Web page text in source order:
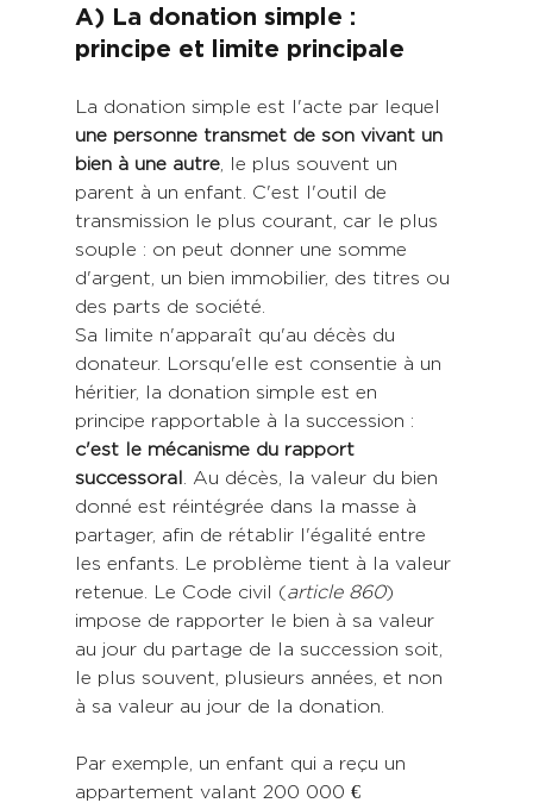
A) La donation simple :
principe et limite principale
La donation simple est l'acte par lequel
une personne transmet de son vivant un
bien à une autre, le plus souvent un
parent à un enfant. C'est l'outil de
transmission le plus courant, car le plus
souple : on peut donner une somme
d'argent, un bien immobilier, des titres ou
des parts de société.
Sa limite n'apparaît qu'au décès du
donateur. Lorsqu'elle est consentie à un
héritier, la donation simple est en
principe rapportable à la succession :
c'est le mécanisme du rapport
successoral . Au décès, la valeur du bien
donné est réintégrée dans la masse à
partager, afin de rétablir l'égalité entre
les enfants. Le problème tient à la valeur
retenue. Le Code civil (article 860)
impose de rapporter le bien à sa valeur
au jour du partage de la succession soit,
le plus souvent, plusieurs années, et non
à sa valeur au jour de la donation.
Par exemple, un enfant qui a reçu un
appartement valant 200 000 €